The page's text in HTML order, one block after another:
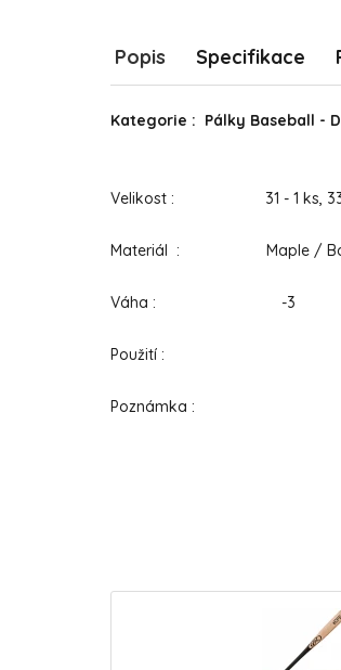
Popis Specifikace
Kategorie : Pálky Baseball -
Velikost : 31 - 1 ks, 33 - 1
Materiál : Maple /
Váha : -3
Použití :
Poznámka :